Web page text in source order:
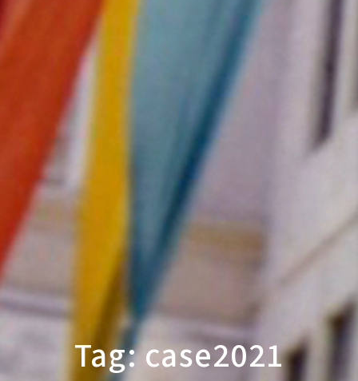
Tag: case2021